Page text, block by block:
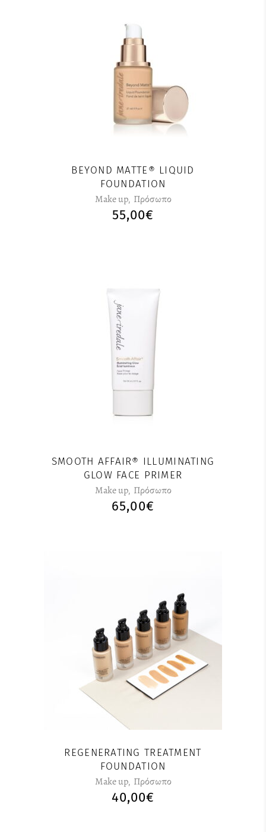
το
προϊόν
έχει
πολλαπλές
παραλλαγές.
να
επιλεγούν
στη
σελίδα
BEYOND MATTE® LIQUID
FOUNDATION
Make up, Πρόσωπο
55,00€
SMOOTH AFFAIR® ILLUMINATING
GLOW FACE PRIMER
Make up, Πρόσωπο
65,00€
Αυτό
το
προϊόν
έχει
πολλαπλές
παραλλαγές.
επιλογές
να
επιλεγούν
στη
σελίδα
REGENERATING TREATMENT
FOUNDATION
Make up, Πρόσωπο
40,00€